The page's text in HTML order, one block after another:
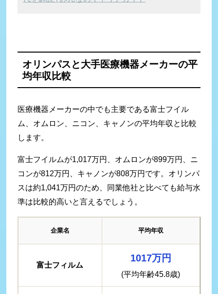
オリンパスと大手医療機器メーカーの平
均年収比較
医療機器メーカーの中でも主要である富士フイル
ム、オムロン、ニコン、キャノンの平均年収と比較
します。
富士フイルムが1,017万円、オムロンが899万円、ニ
コンが812万円、キャノンが808万円です。オリンパ
スは約1,041万円のため、同業他社と比べても給与水
準は比較的高いと言えるでしょう。
企業名 平均年収
富士フィルム
1017万円
(平均年齢45.8歳)